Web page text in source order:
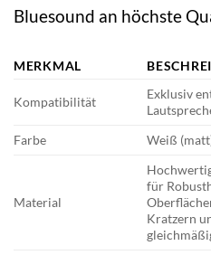
Bluesound an höchste
MERKMAL
Kompatibilität
Exklusiv
Farbe
Weiß
Material
für
Kratzern